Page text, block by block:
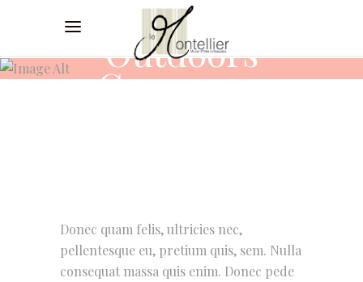
Outdoors
Ceremony
Donec quam felis, ultricies nec,
pellentesque eu, pretium quis, sem. Nulla
consequat massa quis enim. Donec pede